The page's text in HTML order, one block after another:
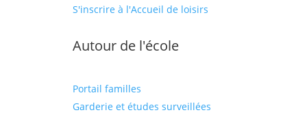
S'inscrire à l'Accueil de loisirs
Autour de l'école
Portail familles
Garderie et études surveillées